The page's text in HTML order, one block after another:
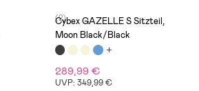
(2)
Cybex GAZELLE S Sitzteil,
Moon Black/Black
289,99 €
UVP: 349,99 €